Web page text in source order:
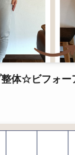
体☆ビフォー